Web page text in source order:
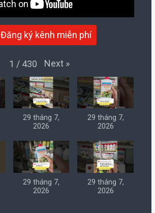
Đăng ký kênh miễn phí
1 / 430 Next »
29 tháng 7,
2026
29 tháng 7,
2026
29 tháng 7,
2026
29 tháng 7,
2026